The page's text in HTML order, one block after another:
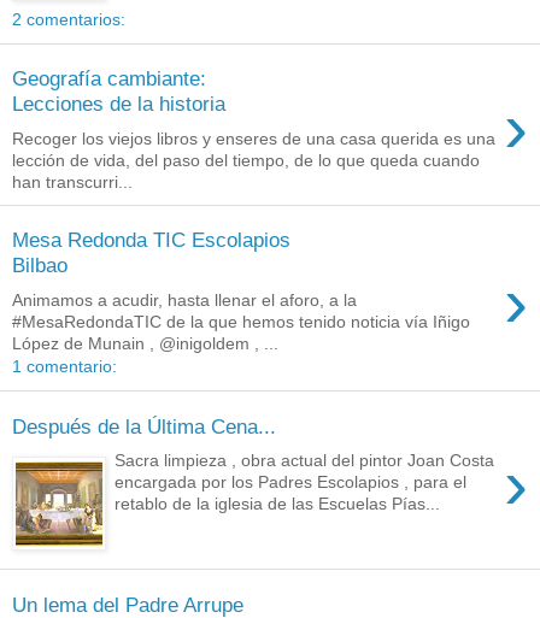
2 comentarios:
Geografía cambiante:
Lecciones de la historia
›
Recoger los viejos libros y enseres de una casa querida es una
lección de vida, del paso del tiempo, de lo que queda cuando
han transcurri...
Mesa Redonda TIC Escolapios
Bilbao
›
Animamos a acudir, hasta llenar el aforo, a la
#MesaRedondaTIC de la que hemos tenido noticia vía Iñigo
López de Munain , @inigoldem , ...
1 comentario:
Después de la Última Cena...
›
Sacra limpieza , obra actual del pintor Joan Costa
encargada por los Padres Escolapios , para el
retablo de la iglesia de las Escuelas Pías...
Un lema del Padre Arrupe